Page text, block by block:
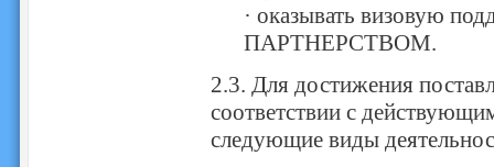
· оказывать визовую
ПАРТНЕРСТВОМ.
2.3. Для достижения
соответствии с
следующие виды